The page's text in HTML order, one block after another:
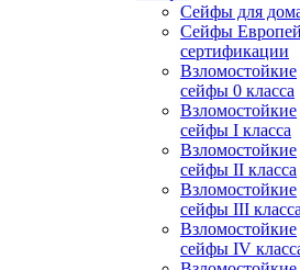
Сейфы для
Сейфы
сертификации
Взломостойкие
сейфы 0 класса
Взломостойкие
сейфы I класса
Взломостойкие
сейфы II класса
Взломостойкие
сейфы III класса
Взломостойкие
сейфы IV